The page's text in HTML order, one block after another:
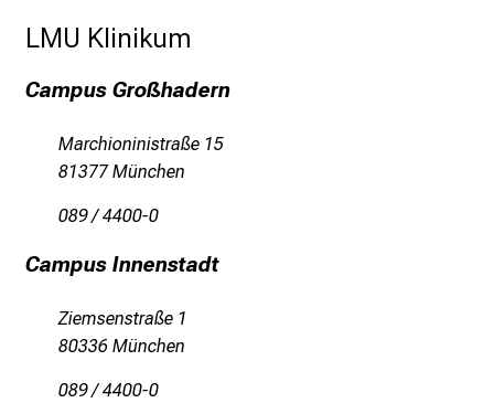
LMU Klinikum
Campus Großhadern
Marchioninistraße 15
81377 München
089 / 4400-0
Campus Innenstadt
Ziemsenstraße 1
80336 München
089 / 4400-0